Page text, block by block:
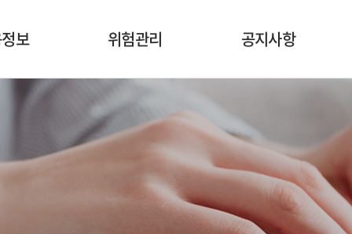
보
황
위험관리
리스크 관리
컴플라이언스 관리
공지사항